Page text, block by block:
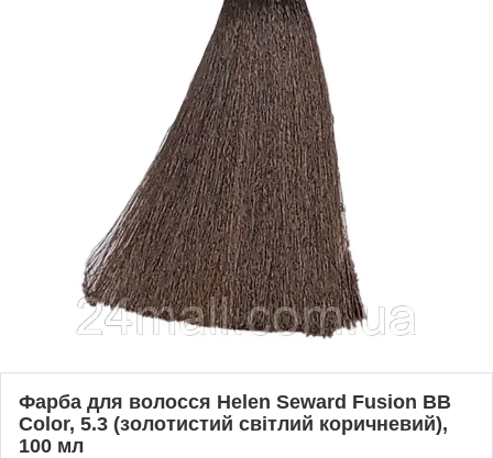
Фарба для волосся Helen Seward Fusion BB
Color, 5.3 (золотистий світлий коричневий),
100 мл